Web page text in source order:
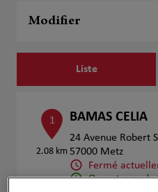
Modifier
Liste
1
2.08 km
BAMAS CELIA
24 Avenue Robert
57000 Metz
Fermé
Ouvert sur rdv